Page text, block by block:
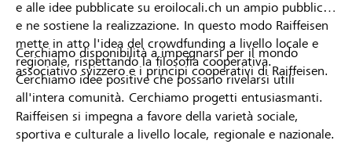
e alle idee pubblicate su eroilocali.ch un ampio pubblico
e ne sostiene la realizzazione. In questo modo Raiffeisen
mette in atto l'idea del crowdfunding a livello locale e
regionale, rispettando la filosofia cooperativa.
Cerchiamo idee positive che possano rivelarsi utili
all'intera comunità. Cerchiamo progetti entusiasmanti.
Cerchiamo disponibilità a impegnarsi per il mondo
associativo svizzero e i principi cooperativi di Raiffeisen.
Raiffeisen si impegna a favore della varietà sociale,
sportiva e culturale a livello locale, regionale e nazionale.